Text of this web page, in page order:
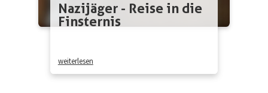
Nazijäger - Reise in die
Finsternis
weiterlesen